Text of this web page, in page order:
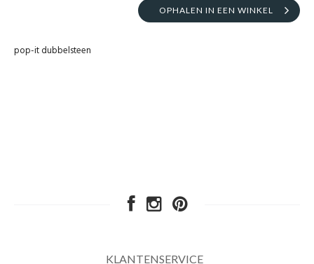
OPHALEN IN EEN WINKEL
pop-it dubbelsteen
KLANTENSERVICE